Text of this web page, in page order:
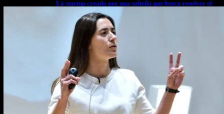
La startup creada por una salteña que busca resolver el
estrés financiero en Latinoamérica